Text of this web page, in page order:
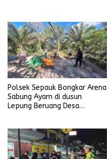
Polsek Sepauk Bongkar Arena
Sabung Ayam di dusun
Lepung Beruang Desa